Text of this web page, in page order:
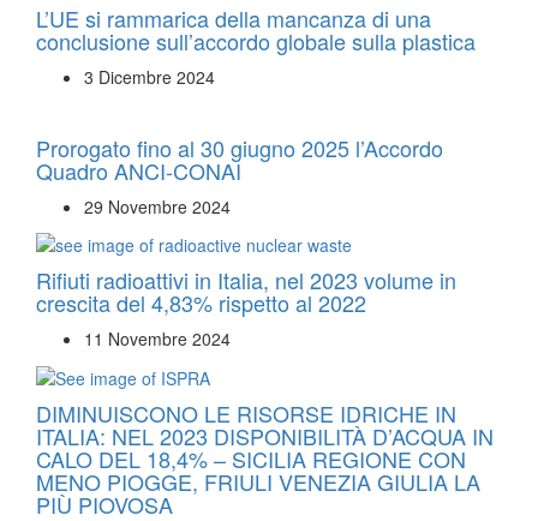
L’UE si rammarica della mancanza di una
conclusione sull’accordo globale sulla plastica
3 Dicembre 2024
Prorogato fino al 30 giugno 2025 l’Accordo
Quadro ANCI-CONAI
29 Novembre 2024
Rifiuti radioattivi in Italia, nel 2023 volume in
crescita del 4,83% rispetto al 2022
11 Novembre 2024
DIMINUISCONO LE RISORSE IDRICHE IN
ITALIA: NEL 2023 DISPONIBILITÀ D’ACQUA IN
CALO DEL 18,4% – SICILIA REGIONE CON
MENO PIOGGE, FRIULI VENEZIA GIULIA LA
PIÙ PIOVOSA